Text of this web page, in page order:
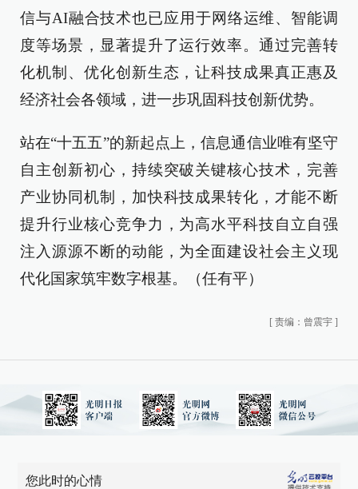
信与AI融合技术也已应用于网络运维、智能调
度等场景，显著提升了运行效率。通过完善转
化机制、优化创新生态，让科技成果真正惠及
经济社会各领域，进一步巩固科技创新优势。
站在“十五五”的新起点上，信息通信业唯有坚守
自主创新初心，持续突破关键核心技术，完善
产业协同机制，加快科技成果转化，才能不断
提升行业核心竞争力，为高水平科技自立自强
注入源源不断的动能，为全面建设社会主义现
代化国家筑牢数字根基。（任有平）
[ 责编：曾震宇 ]
您此时的心情